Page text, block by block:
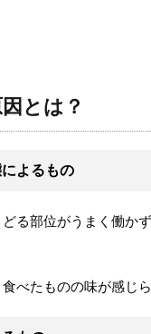
とは？
よるもの
る部位がうまく働か
べたものの味が感じ